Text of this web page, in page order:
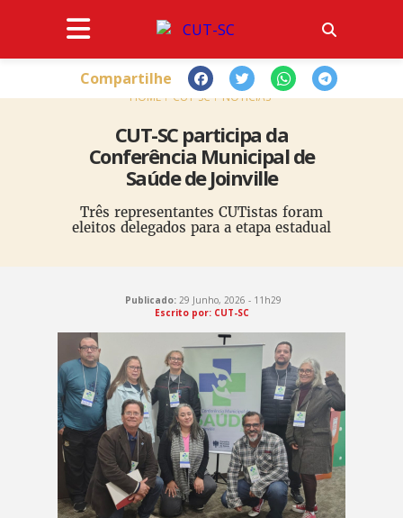
HOME CUT-SC NOTÍCIAS
CUT-SC participa da
Conferência Municipal de
Saúde de Joinville
Três representantes CUTistas foram
eleitos delegados para a etapa estadual
Compartilhe
Publicado:29 Junho, 2026 - 11h29
Escrito por: CUT-SC